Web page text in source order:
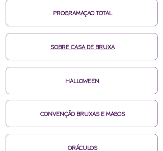
PROGRAMAÇAO TOTAL
SOBRE CASA DE BRUXA
HALLOWEEN
CONVENÇÃO BRUXAS E MAGOS
ORÁCULOS